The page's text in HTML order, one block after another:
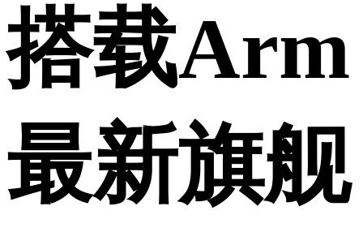
搭载Arm
最新旗舰